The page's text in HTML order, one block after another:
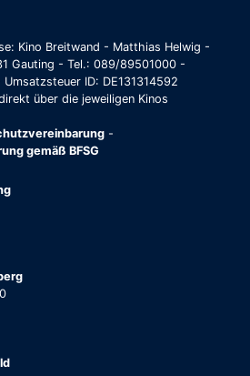
Kino Breitwand - Matthias Helwig -
Gauting - Tel.: 089/89501000 -
ID: DE131314592
über die jeweiligen Kinos
-
gemäß BFSG